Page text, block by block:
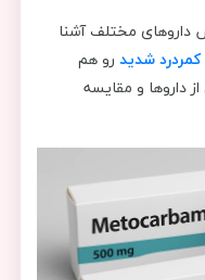
داروهای مختلف آشنا
کمردرد شدید رو هم
داروها و مقایسه